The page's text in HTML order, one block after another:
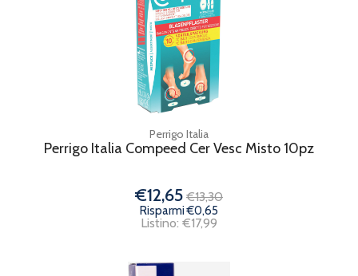
Perrigo Italia
Perrigo Italia Compeed Cer Vesc Misto 10pz
€12,65 €13,30
Risparmi €0,65
Listino: €17,99